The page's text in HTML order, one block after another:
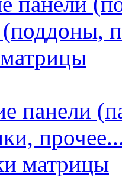
панели
матрицы